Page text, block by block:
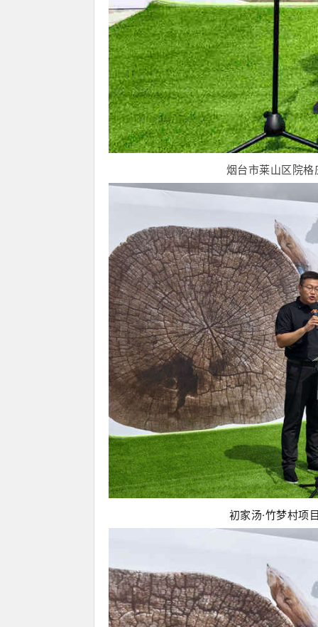
烟台市莱山区院
初家汤·竹梦村项